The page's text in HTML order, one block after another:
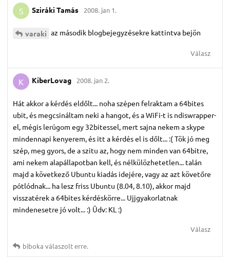
S Sziráki Tamás 2008. jan 1.
varaki az második blogbejegyzésekre kattintva bejön
Válasz
K KiberLovag 2008. jan 2.
Hát akkor a kérdés eldőlt... noha szépen felraktam a 64bites
ubit, és megcsináltam neki a hangot, és a WiFi-t is ndiswrapper-
el, mégis lerúgom egy 32bitessel, mert sajna nekem a skype
mindennapi kenyerem, és itt a kérdés el is dőlt... :( Tök jó meg
szép, meg gyors, de a szitu az, hogy nem minden van 64bitre,
ami nekem alapállapotban kell, és nélkülözhetetlen... talán
majd a következő Ubuntu kiadás idejére, vagy az azt követőre
pótlódnak... ha lesz friss Ubuntu (8.04, 8.10), akkor majd
visszatérek a 64bites kérdéskörre... Ujjgyakorlatnak
mindenesetre jó volt... :) Üdv: KL :)
Válasz
biboka válaszolt erre.